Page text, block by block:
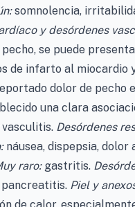
somnolencia,
y desórdenes
se puede
de infarto al miocardio
dolor de pecho
una clara
vasculitis. Desórdenes
náusea, dispepsia, dolor
raro:gastritis.
Piel y